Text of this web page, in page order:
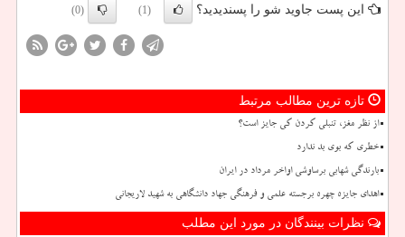
این پست جاوید شو را پسندیدید؟ (1)
(0)
تازه ترین مطالب مرتبط
از نظر مغز، تنبلی کردن کی جایز است؟
خطری که بوی بد ندارد
بارندگی شهابی برساوشی اواخر مرداد در ایران
اهدای جایزه چهره برجسته علمی و فرهنگی جهاد دانشگاهی به شهید لاریجانی
نظرات بینندگان در مورد این مطلب